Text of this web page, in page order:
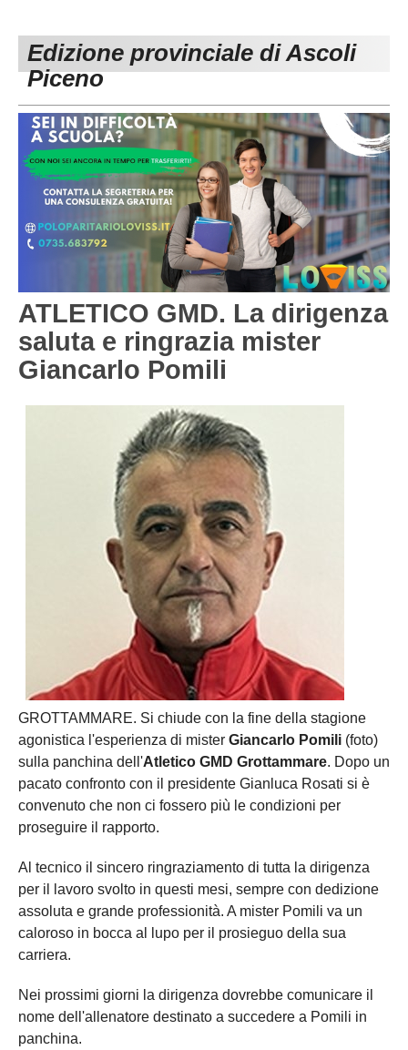
Carica la tua Rosa
1^ CATEGORIA
3^ CATEGORIA
GIOVANILI
Edizione provinciale di Ascoli
Piceno
ATLETICO GMD. La dirigenza
saluta e ringrazia mister
Giancarlo Pomili
GROTTAMMARE. Si chiude con la fine della stagione
agonistica l'esperienza di mister Giancarlo Pomili (foto)
sulla panchina dell'Atletico GMD Grottammare. Dopo un
pacato confronto con il presidente Gianluca Rosati si è
convenuto che non ci fossero più le condizioni per
proseguire il rapporto.
Al tecnico il sincero ringraziamento di tutta la dirigenza
per il lavoro svolto in questi mesi, sempre con dedizione
assoluta e grande professionità. A mister Pomili va un
caloroso in bocca al lupo per il prosieguo della sua
carriera.
Nei prossimi giorni la dirigenza dovrebbe comunicare il
nome dell'allenatore destinato a succedere a Pomili in
panchina.